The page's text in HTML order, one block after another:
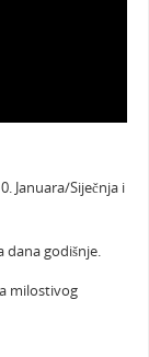
Januara/Siječnja i
dana godišnje.
milostivog